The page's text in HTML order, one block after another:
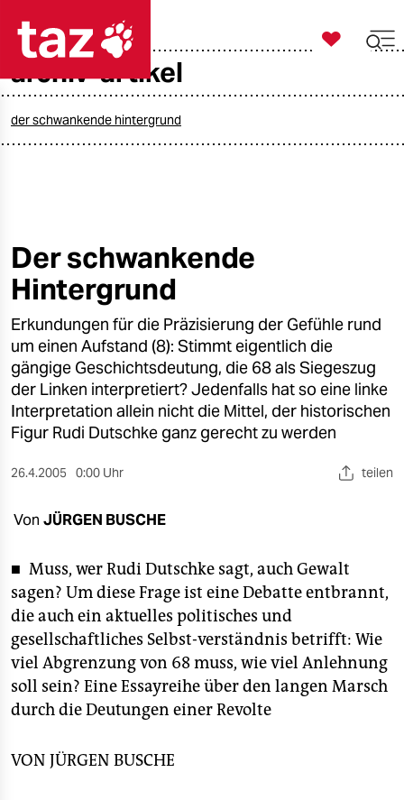
taz zahl ich
öko
gesellschaft
kultur
sport
berlin
nord
verlag
verlag
veranstaltungen
shop
fragen & hilfe
unterstützen

taz zahl ich
archiv-artikel
der schwankende hintergrund
Der schwankende
Hintergrund
Erkundungen für die Präzisierung der Gefühle rund
um einen Aufstand (8): Stimmt eigentlich die
gängige Geschichtsdeutung, die 68 als Siegeszug
der Linken interpretiert? Jedenfalls hat so eine linke
Interpretation allein nicht die Mittel, der historischen
Figur Rudi Dutschke ganz gerecht zu werden
26.4.2005 0:00 Uhr teilen
Von JÜRGEN BUSCHE
■ Muss, wer Rudi Dutschke sagt, auch Gewalt
sagen? Um diese Frage ist eine Debatte entbrannt,
die auch ein aktuelles politisches und
gesellschaftliches Selbst-verständnis betrifft: Wie
viel Abgrenzung von 68 muss, wie viel Anlehnung
soll sein? Eine Essayreihe über den langen Marsch
durch die Deutungen einer Revolte
VON JÜRGEN BUSCHE